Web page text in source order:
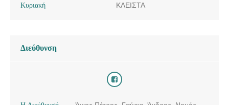
Κυριακή
ΚΛΕΙΣΤΑ
Διεύθυνση